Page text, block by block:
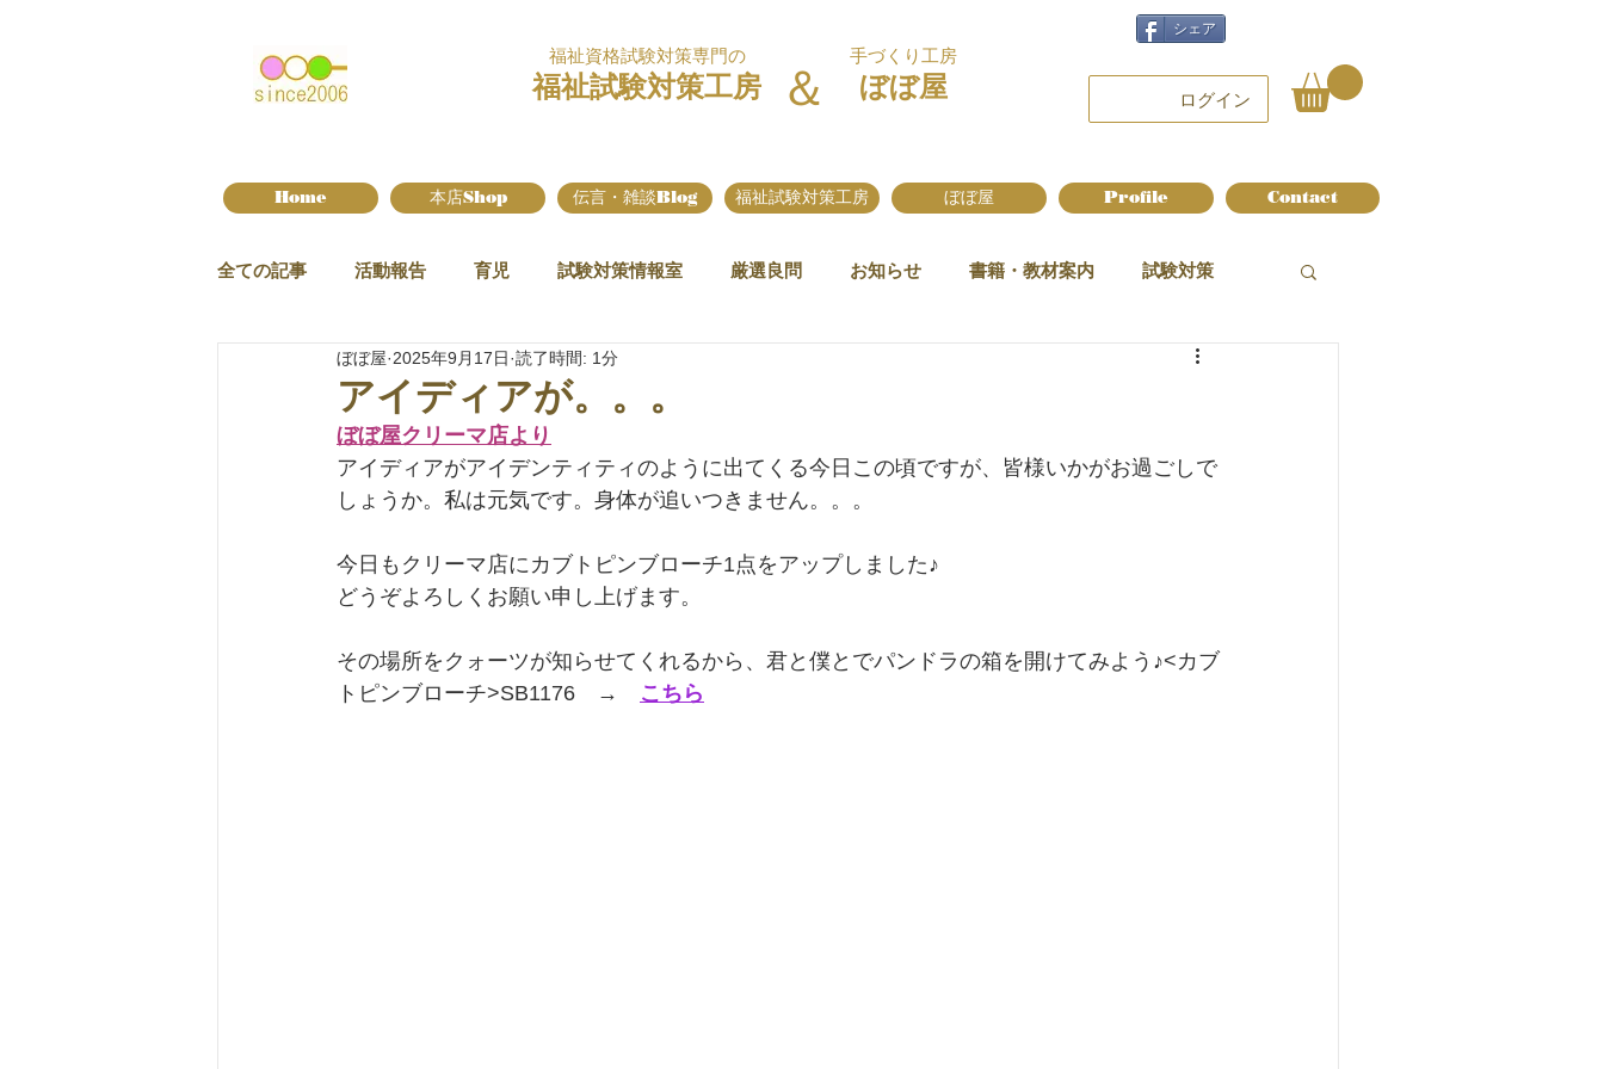
福祉資格試験対策専門の
福祉試験対策工房 ＆
手づくり工房
ぼぼ屋
シェア
ログイン
Home 本店Shop 伝言・雑談Blog 福祉試験対策工房 ぼぼ屋 Profile Contact
全ての記事 活動報告 育児 試験対策情報室 厳選良問 お知らせ 書籍・教材案内 試験対策
アイディアが。。。
ぼぼ屋 2025年9月17日 読了時間: 1分
ぼぼ屋クリーマ店より
アイディアがアイデンティティのように出てくる今日この頃ですが、皆様いかがお過ごしで
しょうか。私は元気です。身体が追いつきません。。。
今日もクリーマ店にカブトピンブローチ1点をアップしました♪
どうぞよろしくお願い申し上げます。
その場所をクォーツが知らせてくれるから、君と僕とでパンドラの箱を開けてみよう♪<カブ
トピンブローチ>SB1176　→ こちら